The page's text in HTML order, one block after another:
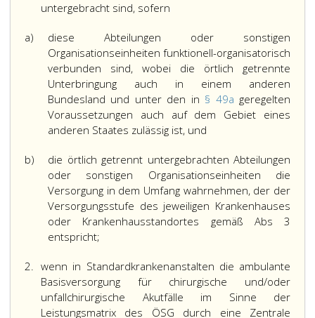
untergebracht sind, sofern
a)
diese Abteilungen oder sonstigen
Organisationseinheiten funktionell-organisatorisch
verbunden sind, wobei die örtlich getrennte
Unterbringung auch in einem anderen
Bundesland und unter den in § 49a geregelten
Voraussetzungen auch auf dem Gebiet eines
anderen Staates zulässig ist, und
b)
die örtlich getrennt untergebrachten Abteilungen
oder sonstigen Organisationseinheiten die
Versorgung in dem Umfang wahrnehmen, der der
Versorgungsstufe des jeweiligen Krankenhauses
oder Krankenhausstandortes gemäß Abs 3
entspricht;
2. wenn in Standardkrankenanstalten die ambulante
Basisversorgung für chirurgische und/oder
unfallchirurgische Akutfälle im Sinne der
Leistungsmatrix des ÖSG durch eine Zentrale